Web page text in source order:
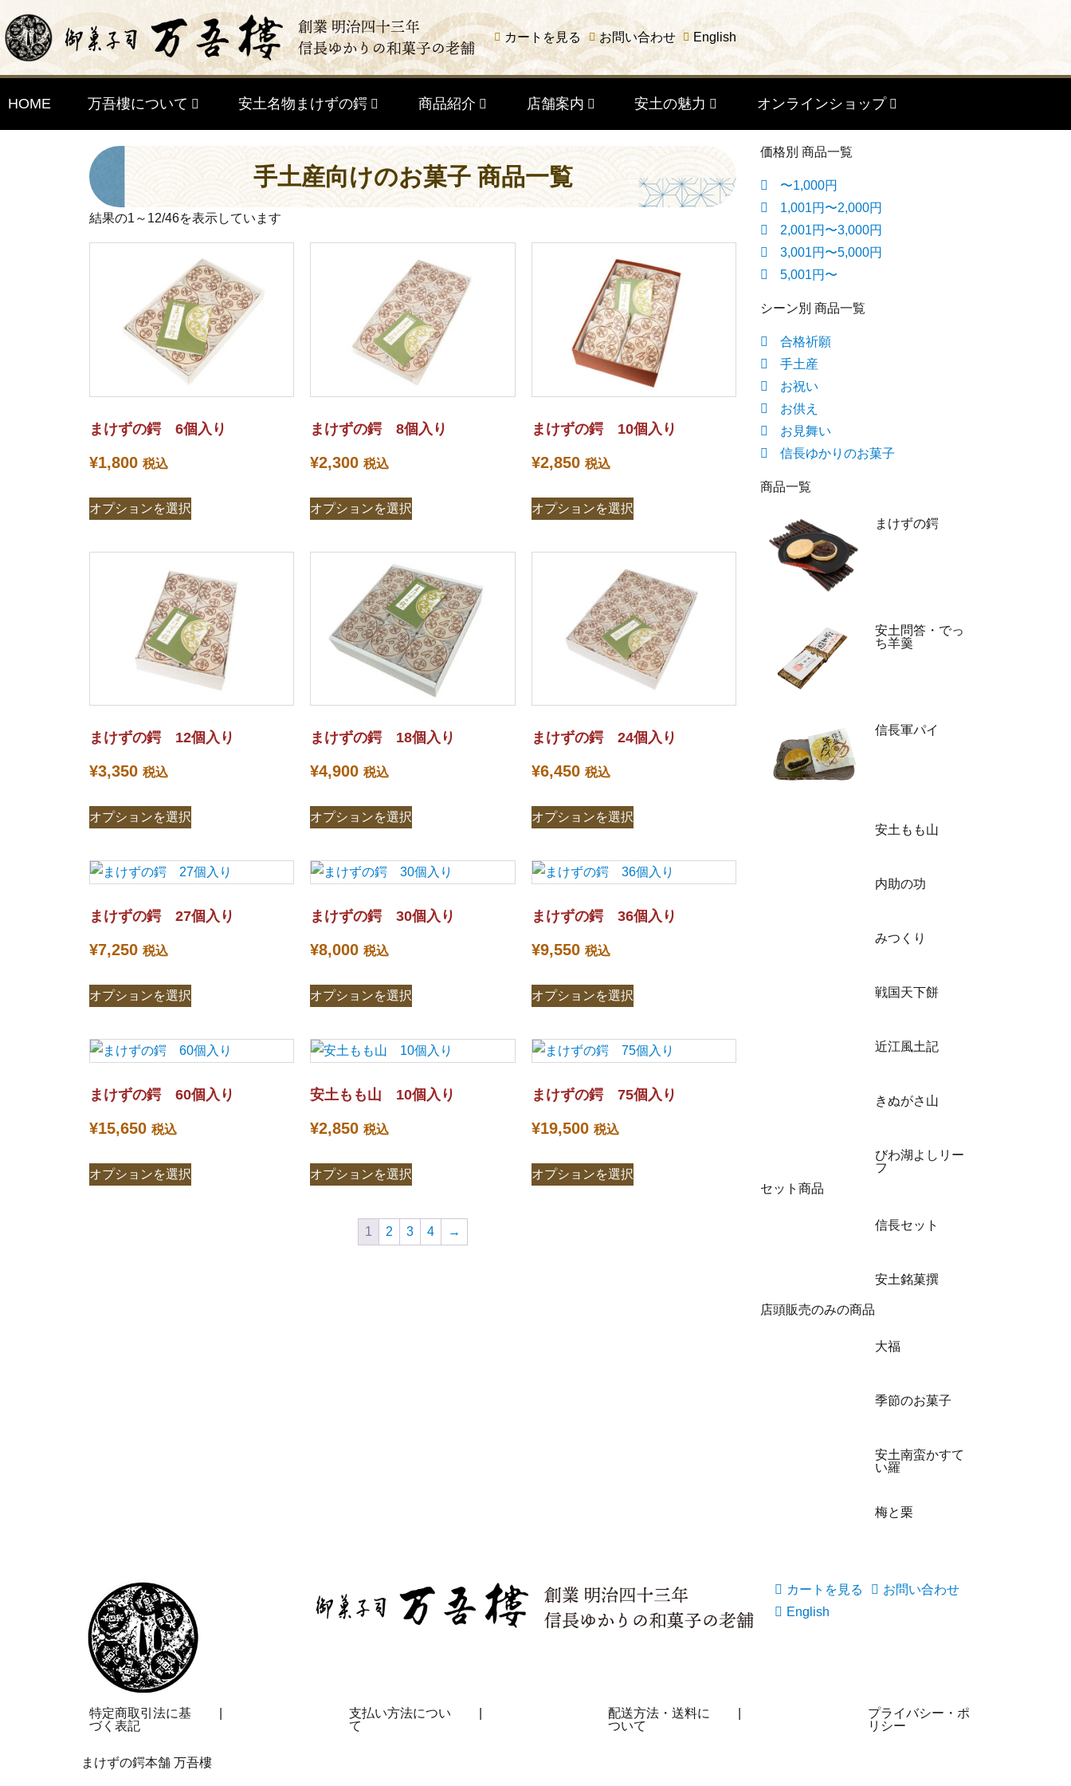
カートを見る お問い合わせ English
HOME 万吾樓について 安土名物まけずの鍔 商品紹介 店舗案内 安土の魅力 オンラインショップ
手土産向けのお菓子 商品一覧
結果の1～12/46を表示しています
まけずの鍔 6個入り
¥1,800 税込
オプションを選択
まけずの鍔 8個入り
¥2,300 税込
オプションを選択
まけずの鍔 10個入り
¥2,850 税込
オプションを選択
まけずの鍔 12個入り
¥3,350 税込
オプションを選択
まけずの鍔 18個入り
¥4,900 税込
オプションを選択
まけずの鍔 24個入り
¥6,450 税込
オプションを選択
まけずの鍔 27個入り
¥7,250 税込
オプションを選択
まけずの鍔 30個入り
¥8,000 税込
オプションを選択
まけずの鍔 36個入り
¥9,550 税込
オプションを選択
まけずの鍔 60個入り
¥15,650 税込
オプションを選択
安土もも山 10個入り
¥2,850 税込
オプションを選択
まけずの鍔 75個入り
¥19,500 税込
オプションを選択
1 2 3 4 →
価格別 商品一覧
〜1,000円
1,001円〜2,000円
2,001円〜3,000円
3,001円〜5,000円
5,001円〜
シーン別 商品一覧
合格祈願
手土産
お祝い
お供え
お見舞い
信長ゆかりのお菓子
商品一覧
まけずの鍔
安土問答・でっ
ち羊羹
信長軍パイ
安土もも山
内助の功
みつくり
戦国天下餅
近江風土記
きぬがさ山
びわ湖よしリー
フ
セット商品
信長セット
安土銘菓撰
店頭販売のみの商品
大福
季節のお菓子
安土南蛮かすて
い羅
梅と栗
カートを見る
お問い合わせ
English
特定商取引法に基
づく表記
支払い方法につい
て
配送方法・送料に
ついて
プライバシー・ポ
リシー
まけずの鍔本舗 万吾樓